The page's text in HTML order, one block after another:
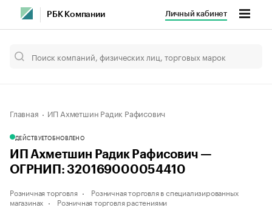
РБК Компании Личный кабинет
Главная ИП Ахметшин Радик Рафисович
ДЕЙСТВУЕТОБНОВЛЕНО
ИП Ахметшин Радик Рафисович —
ОГРНИП: 320169000054410
Розничная торговля
Розничная торговля в специализированных
магазинах
Розничная торговля растениями